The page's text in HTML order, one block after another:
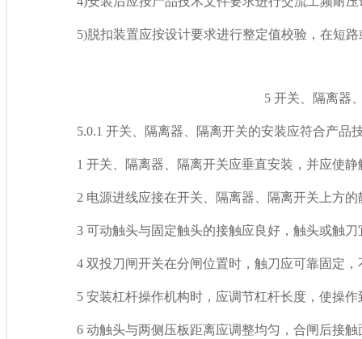
5)脱扣装置应按设计要求进行整定值校验，在短路或
5 开关、隔离器
5.0.1 开关、隔离器、隔离开关的安装应符合产品
1 开关、隔离器、隔离开关应垂直安装，并应使静
2 电源进线应接在开关、隔离器、隔离开关上方的
3 可动触头与固定触头的接触应良好，触头或触刀
4 双投刀闸开关在分闸位置时，触刀应可靠固定，
5 安装杠杆操作机构时，应调节杠杆长度，使操作
6 动触头与两侧压板距离应调整均匀，合闸后接触